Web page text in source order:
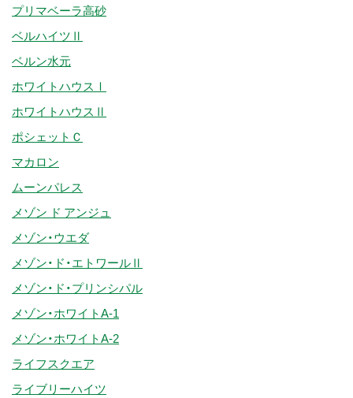
プリマベーラ高砂
ベルハイツⅡ
ベルン水元
ホワイトハウスⅠ
ホワイトハウスⅡ
ポシェットＣ
マカロン
ムーンパレス
メゾン ド アンジュ
メゾン・ウエダ
メゾン・ド・エトワールⅡ
メゾン・ド・プリンシパル
メゾン・ホワイトA-1
メゾン・ホワイトA-2
ライフスクエア
ライブリーハイツ